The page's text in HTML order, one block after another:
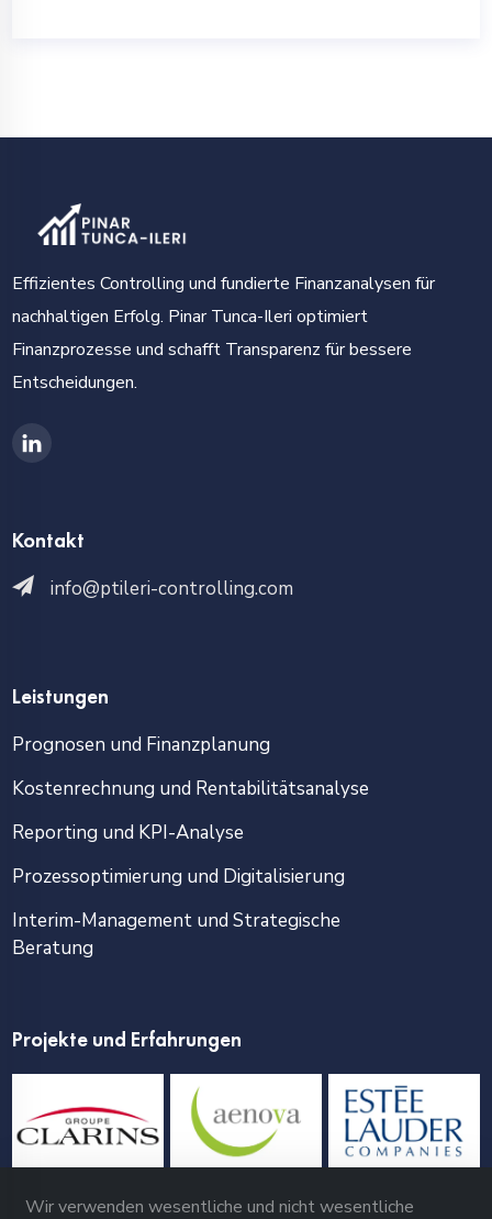
Effizientes Controlling und fundierte Finanzanalysen für
nachhaltigen Erfolg. Pinar Tunca-Ileri optimiert
Finanzprozesse und schafft Transparenz für bessere
Entscheidungen.
Kontakt
info@ptileri-controlling.com
Leistungen
Prognosen und Finanzplanung
Kostenrechnung und Rentabilitätsanalyse
Reporting und KPI-Analyse
Prozessoptimierung und Digitalisierung
Interim-Management und Strategische
Beratung
Projekte und Erfahrungen
Wir verwenden wesentliche und nicht wesentliche